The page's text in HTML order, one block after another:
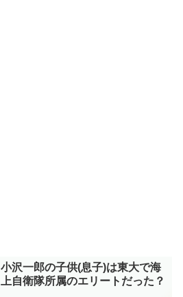
小沢一郎の子供(息子)は東大で海
上自衛隊所属のエリートだった？